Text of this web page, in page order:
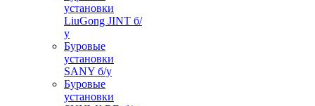
установки
LiuGong JINT б/
у
Буровые
установки
SANY б/у
Буровые
установки